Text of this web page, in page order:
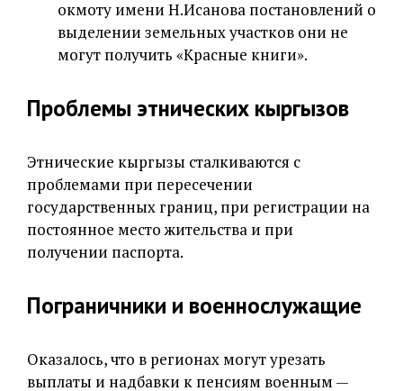
окмоту имени Н.Исанова постановлений о
выделении земельных участков они не
могут получить «Красные книги».
Проблемы этнических кыргызов
Этнические кыргызы сталкиваются с
проблемами при пересечении
государственных границ, при регистрации на
постоянное место жительства и при
получении паспорта.
Пограничники и военнослужащие
Оказалось, что в регионах могут урезать
выплаты и надбавки к пенсиям военным —